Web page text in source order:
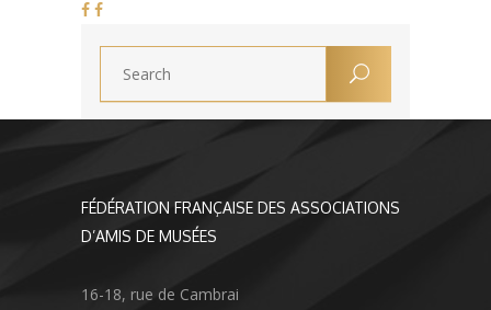
FÉDÉRATION FRANÇAISE DES ASSOCIATIONS
D’AMIS DE MUSÉES
16-18, rue de Cambrai